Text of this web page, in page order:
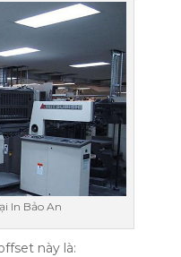
In Bảo An
này là: